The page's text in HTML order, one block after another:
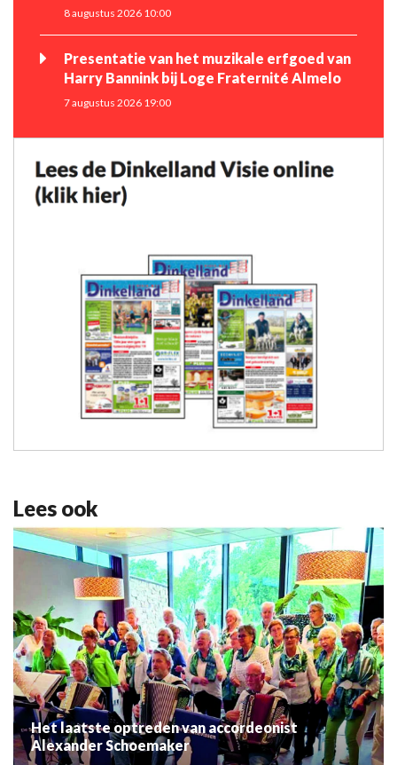
8 augustus 2026 10:00
Presentatie van het muzikale erfgoed van
Harry Bannink bij Loge Fraternité Almelo
7 augustus 2026 19:00
Lees ook
Het laatste optreden van accordeonist
Alexander Schoemaker